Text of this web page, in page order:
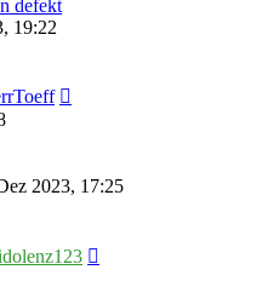
defekt
19:22
2023, 17:25